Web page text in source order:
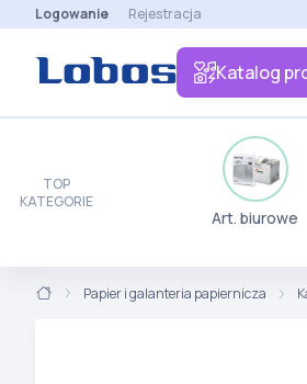
Logowanie Rejestracja
Katalog
TOP
KATEGORIE
Art. biurowe
Papier i galanteria papiernicza